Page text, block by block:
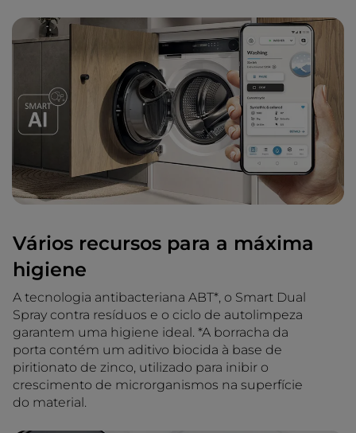
Vários recursos para a máxima
higiene
A tecnologia antibacteriana ABT*, o Smart Dual
Spray contra resíduos e o ciclo de autolimpeza
garantem uma higiene ideal. *A borracha da
porta contém um aditivo biocida à base de
piritionato de zinco, utilizado para inibir o
crescimento de microrganismos na superfície
do material.